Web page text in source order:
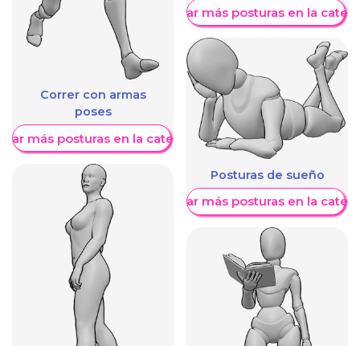
Correr con armas
poses
más posturas en la categoría
Mostrar más posturas en la
Posturas de sueño
Mostrar más posturas en la